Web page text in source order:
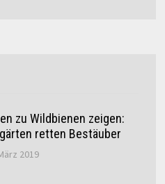
zu Wildbienen zeigen:
retten Bestäuber
2019